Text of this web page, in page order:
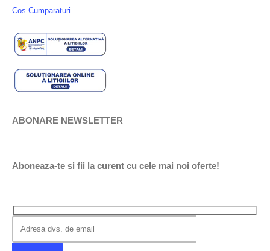
Cos Cumparaturi
ABONARE NEWSLETTER
Aboneaza-te si fii la curent cu cele mai noi oferte!